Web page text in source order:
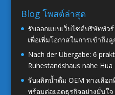
Blog โพสต์ล่าสุด
รับออกแบบเว็บไซต์บริษัททัวร์
เพื่อเพิ่มโอกาสในการเข้าถึงลู
Nach der Übergabe: 6
Ruhestandshaus nahe Hua
รับผลิตน้ำดื่ม OEM ทางเลือ
พร้อมต่อยอดธุรกิจอย่างมั่นใจ